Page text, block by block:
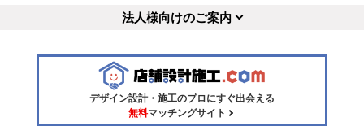
法人様向けのご案内
デザイン設計・施工のプロにすぐ出会える
無料マッチングサイト